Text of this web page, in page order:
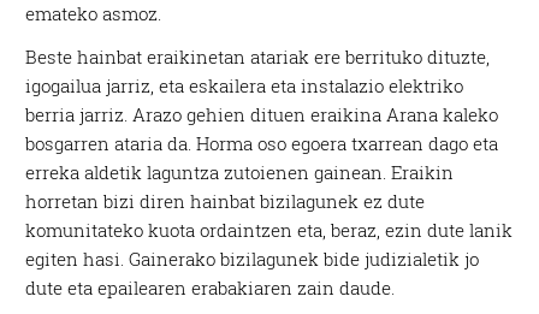
emateko asmoz.
Beste hainbat eraikinetan atariak ere berrituko dituzte,
igogailua jarriz, eta eskailera eta instalazio elektriko
berria jarriz. Arazo gehien dituen eraikina Arana kaleko
bosgarren ataria da. Horma oso egoera txarrean dago eta
erreka aldetik laguntza zutoienen gainean. Eraikin
horretan bizi diren hainbat bizilagunek ez dute
komunitateko kuota ordaintzen eta, beraz, ezin dute lanik
egiten hasi. Gainerako bizilagunek bide judizialetik jo
dute eta epailearen erabakiaren zain daude.